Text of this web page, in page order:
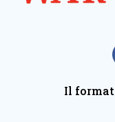
Il